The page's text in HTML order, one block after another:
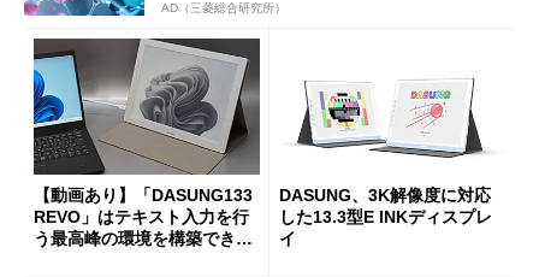
AD（三菱総合研究所）
【動画あり】「DASUNG133
REVO」はテキスト入力を行
う最高峰の環境を構築できる
DASUNG、3K解像度に対応
した13.3型E INKディスプレ
イ